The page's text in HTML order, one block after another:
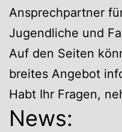
Ansprechpartner
Jugendliche und
Auf den Seiten
breites Angebot
Habt Ihr Fragen,
News: